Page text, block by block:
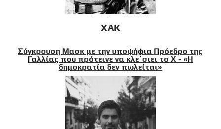
XAK
Σύγκρουση Μασκ με την υποψήφια Πρόεδρο της
Γαλλίας που πρότεινε να κλε΄σιει το X - «Η
δημοκρατία δεν πωλείται»